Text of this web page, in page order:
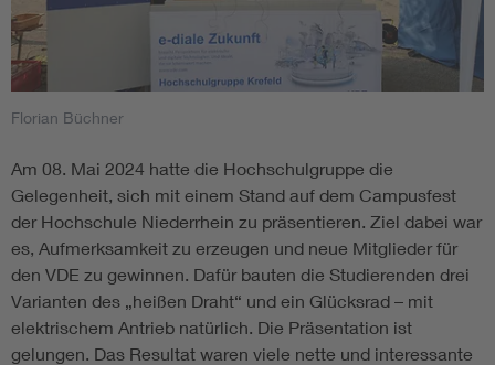
Florian Büchner
Am 08. Mai 2024 hatte die Hochschulgruppe die
Gelegenheit, sich mit einem Stand auf dem Campusfest
der Hochschule Niederrhein zu präsentieren. Ziel dabei war
es, Aufmerksamkeit zu erzeugen und neue Mitglieder für
den VDE zu gewinnen. Dafür bauten die Studierenden drei
Varianten des „heißen Draht“ und ein Glücksrad – mit
elektrischem Antrieb natürlich. Die Präsentation ist
gelungen. Das Resultat waren viele nette und interessante